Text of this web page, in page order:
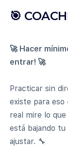
🎯
🚀 Hacer
entrar! 🚀
Practicar sin
existe para
real mire lo
está bajando
ajustar. 🔧